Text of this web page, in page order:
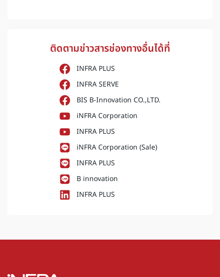
ติดตามข่าวสารช่องทางอื่นได้ที่
INFRA PLUS
INFRA SERVE
BIS B-Innovation CO.,LTD.
iNFRA Corporation
INFRA PLUS
iNFRA Corporation (Sale)
INFRA PLUS
B innovation
INFRA PLUS